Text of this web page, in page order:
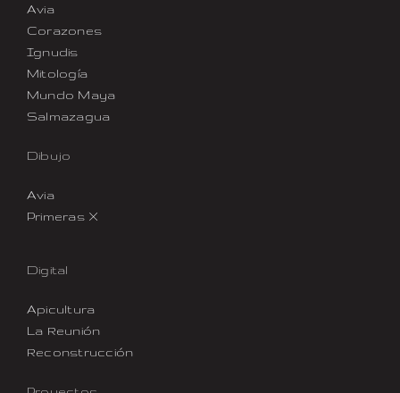
Avia
Corazones
Ignudis
Mitología
Mundo Maya
Salmazagua
Dibujo
Avia
Primeras X
Digital
Apicultura
La Reunión
Reconstrucción